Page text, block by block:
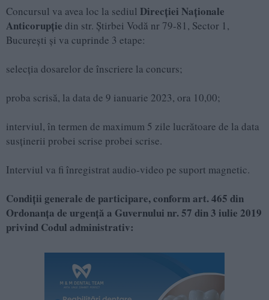
Concursul va avea loc la sediul Direcției Naționale
Anticorupție din str. Știrbei Vodă nr 79-81, Sector 1,
București și va cuprinde 3 etape:
selecția dosarelor de înscriere la concurs;
proba scrisă, la data de 9 ianuarie 2023, ora 10,00;
interviul, în termen de maximum 5 zile lucrătoare de la data
susținerii probei scrise probei scrise.
Interviul va fi înregistrat audio-video pe suport magnetic.
Condiții generale de participare, conform art. 465 din
Ordonanța de urgență a Guvernului nr. 57 din 3 iulie 2019
privind Codul administrativ: